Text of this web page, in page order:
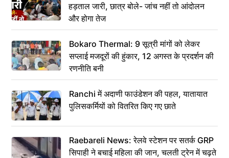
हड़ताल जारी, छात्र बोले- जांच नहीं तो आंदोलन
और होगा तेज
Bokaro Thermal: 9 सूत्री मांगों को लेकर
सप्लाई मजदूरों की हुंकार, 12 अगस्त के प्रदर्शन की
रणनीति बनी
Ranchi में अदाणी फाउंडेशन की पहल, यातायात
पुलिसकर्मियों को वितरित किए गए छाते
Raebareli News: रेलवे स्टेशन पर सतर्क GRP
सिपाही ने बचाई महिला की जान, चलती ट्रेन में चढ़ते